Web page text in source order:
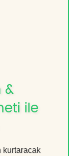
&
ile
kurtaracak